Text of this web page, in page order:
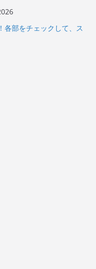
サスの動きが判ったら
ィング行って来た